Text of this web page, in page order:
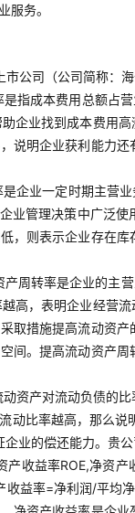
服务。
市公司（公司简称
是指成本费用总额占
企业找到成本费用
说明企业获利能力
是企业一定时期主营
业管理决策中广泛
，则表示企业存在
产周转率是企业的主
高，表明企业经营
取措施提高流动资
间。提高流动资产
资产对流动负债的
动比率越高，那么
业的偿还能力。贵
产收益率ROE,净资
益率=净利润/平均